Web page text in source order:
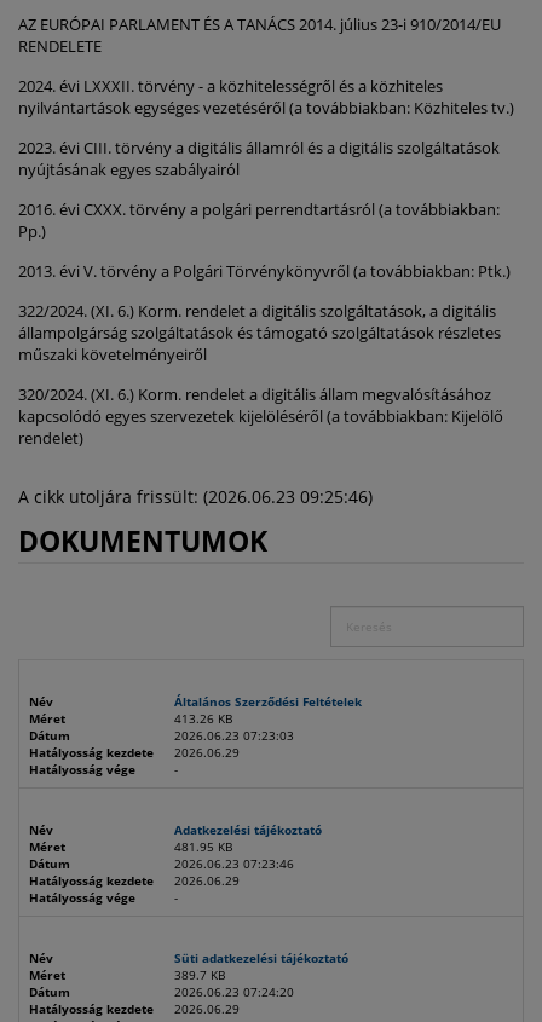
AZ EURÓPAI PARLAMENT ÉS A TANÁCS 2014. július 23-i 910/2014/EU
RENDELETE
2024. évi LXXXII. törvény - a közhitelességről és a közhiteles
nyilvántartások egységes vezetéséről (a továbbiakban: Közhiteles tv.)
2023. évi CIII. törvény a digitális államról és a digitális szolgáltatások
nyújtásának egyes szabályairól
2016. évi CXXX. törvény a polgári perrendtartásról (a továbbiakban:
Pp.)
2013. évi V. törvény a Polgári Törvénykönyvről (a továbbiakban: Ptk.)
322/2024. (XI. 6.) Korm. rendelet a digitális szolgáltatások, a digitális
állampolgárság szolgáltatások és támogató szolgáltatások részletes
műszaki követelményeiről
320/2024. (XI. 6.) Korm. rendelet a digitális állam megvalósításához
kapcsolódó egyes szervezetek kijelöléséről (a továbbiakban: Kijelölő
rendelet)
A cikk utoljára frissült: (2026.06.23 09:25:46)
DOKUMENTUMOK
Név
Általános Szerződési Feltételek
Méret
413.26 KB
Dátum
2026.06.23 07:23:03
Hatályosság kezdete
2026.06.29
Hatályosság vége
-
Név
Adatkezelési tájékoztató
Méret
481.95 KB
Dátum
2026.06.23 07:23:46
Hatályosság kezdete
2026.06.29
Hatályosság vége
-
Név
Süti adatkezelési tájékoztató
Méret
389.7 KB
Dátum
2026.06.23 07:24:20
Hatályosság kezdete
2026.06.29